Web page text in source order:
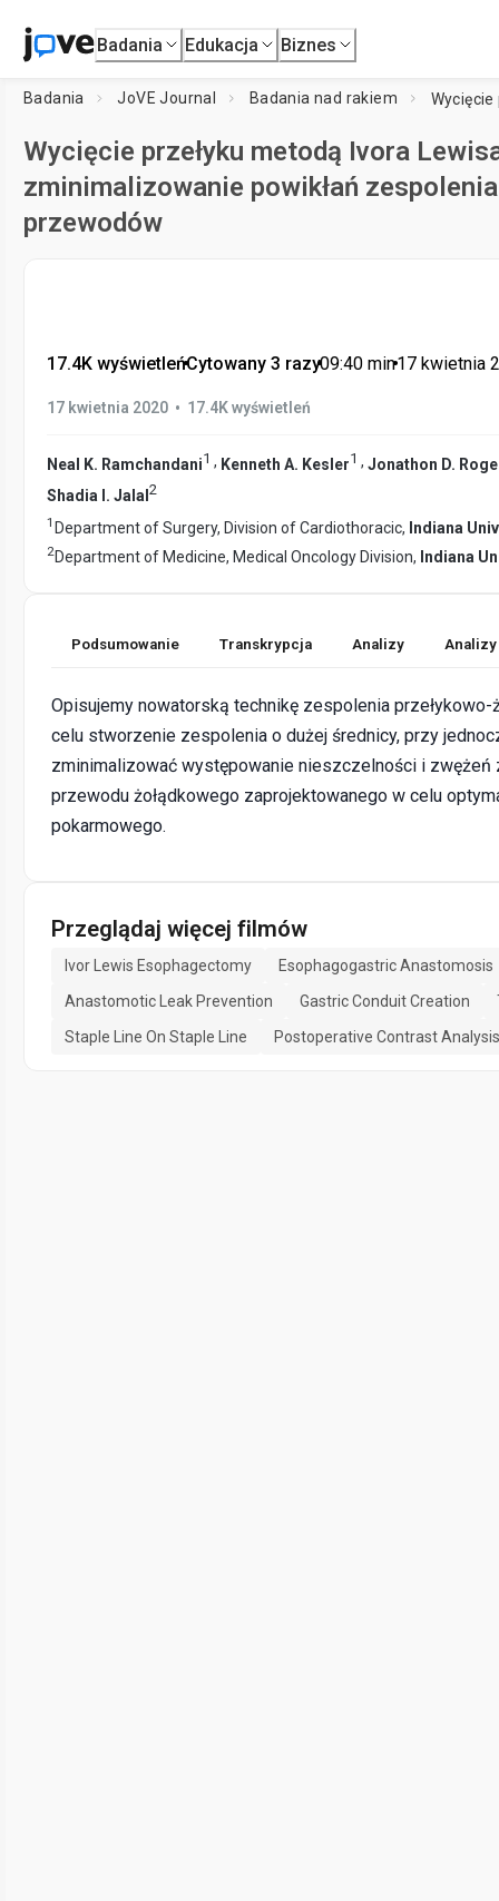
Badania Edukacja Biznes
Badania JoVE Journal Badania nad rakiem
Wycięcie przełyku metodą Ivora
zminimalizowanie powikłań
przewodów
17.4K wyświetleń•Cytowany 3 razy•09:40 min•17 kwietnia
17 kwietnia 2020 • 17.4K wyświetleń
Neal K. Ramchandani1 , Kenneth A. Kesler1 , Jonathon D.
Shadia I. Jalal2
1 Department of Surgery, Division of Cardiothoracic, Indiana
2Department of Medicine, Medical Oncology Division, Indiana
Podsumowanie Transkrypcja Analizy
Opisujemy nowatorską technikę zespolenia
celu stworzenie zespolenia o dużej średnicy, przy
zminimalizować występowanie nieszczelności i zwężeń
przewodu żołądkowego zaprojektowanego w celu
pokarmowego.
Przeglądaj więcej filmów
Ivor Lewis Esophagectomy
Esophagogastric Anastomosis
Anastomotic Leak Prevention
Gastric Conduit Creation
Staple Line On Staple Line
Postoperative Contrast Analysis